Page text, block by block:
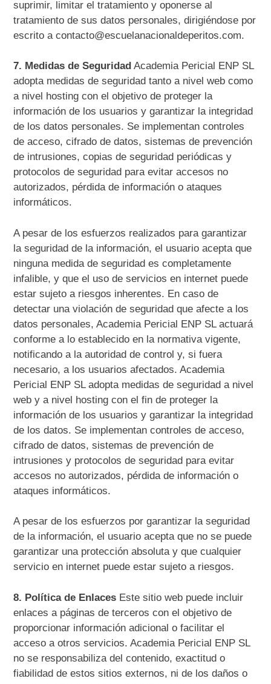
suprimir, limitar el tratamiento y oponerse al
tratamiento de sus datos personales, dirigiéndose por
escrito a contacto@escuelanacionaldeperitos.com.
7. Medidas de Seguridad Academia Pericial ENP SL
adopta medidas de seguridad tanto a nivel web como
a nivel hosting con el objetivo de proteger la
información de los usuarios y garantizar la integridad
de los datos personales. Se implementan controles
de acceso, cifrado de datos, sistemas de prevención
de intrusiones, copias de seguridad periódicas y
protocolos de seguridad para evitar accesos no
autorizados, pérdida de información o ataques
informáticos.
A pesar de los esfuerzos realizados para garantizar
la seguridad de la información, el usuario acepta que
ninguna medida de seguridad es completamente
infalible, y que el uso de servicios en internet puede
estar sujeto a riesgos inherentes. En caso de
detectar una violación de seguridad que afecte a los
datos personales, Academia Pericial ENP SL actuará
conforme a lo establecido en la normativa vigente,
notificando a la autoridad de control y, si fuera
necesario, a los usuarios afectados. Academia
Pericial ENP SL adopta medidas de seguridad a nivel
web y a nivel hosting con el fin de proteger la
información de los usuarios y garantizar la integridad
de los datos. Se implementan controles de acceso,
cifrado de datos, sistemas de prevención de
intrusiones y protocolos de seguridad para evitar
accesos no autorizados, pérdida de información o
ataques informáticos.
A pesar de los esfuerzos por garantizar la seguridad
de la información, el usuario acepta que no se puede
garantizar una protección absoluta y que cualquier
servicio en internet puede estar sujeto a riesgos.
8. Política de Enlaces Este sitio web puede incluir
enlaces a páginas de terceros con el objetivo de
proporcionar información adicional o facilitar el
acceso a otros servicios. Academia Pericial ENP SL
no se responsabiliza del contenido, exactitud o
fiabilidad de estos sitios externos, ni de los daños o